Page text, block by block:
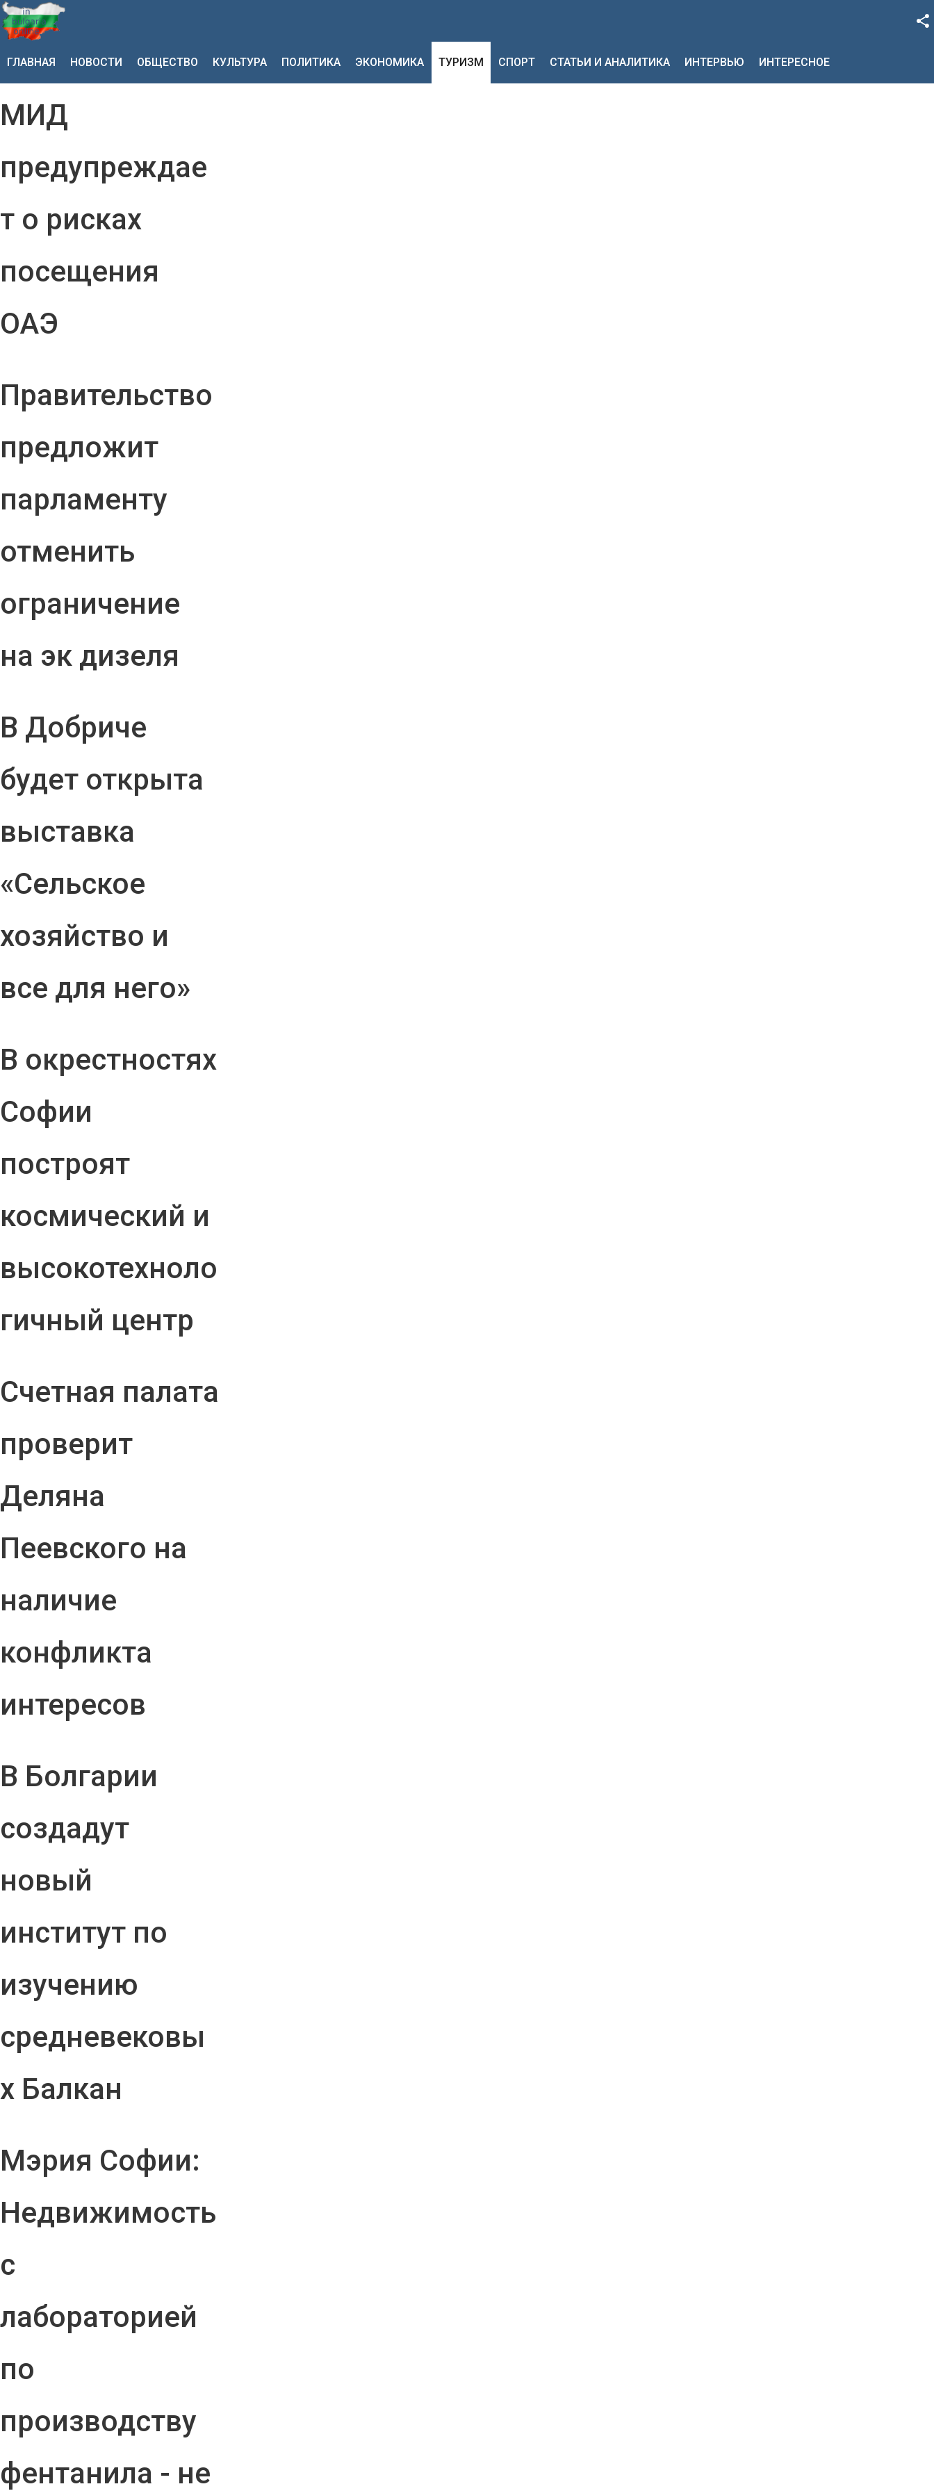
Google+
ГЛАВНАЯ НОВОСТИ ОБЩЕСТВО КУЛЬТУРА ПОЛИТИКА ЭКОНОМИКА ТУРИЗМ СПОРТ СТАТЬИ И АНАЛИТИКА ИНТЕРВЬЮ ИНТЕРЕСНОЕ
МИД
предупреждае
т о рисках
посещения
ОАЭ
Правительство
предложит
парламенту
отменить
ограничение
на эк дизеля
В Добриче
будет открыта
выставка
«Сельское
хозяйство и
все для него»
В окрестностях
Софии
построят
космический и
высокотехноло
гичный центр
Счетная палата
проверит
Деляна
Пеевского на
наличие
конфликта
интересов
В Болгарии
создадут
новый
институт по
изучению
средневековы
х Балкан
Мэрия Софии:
Недвижимость
с
лабораторией
по
производству
фентанила - не